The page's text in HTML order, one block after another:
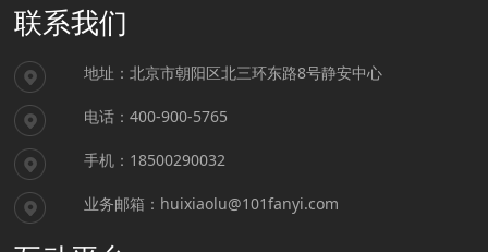
联系我们
地址：北京市朝阳区北三环东路8号静安中心
电话：400-900-5765
手机：18500290032
业务邮箱：huixiaolu@101fanyi.com